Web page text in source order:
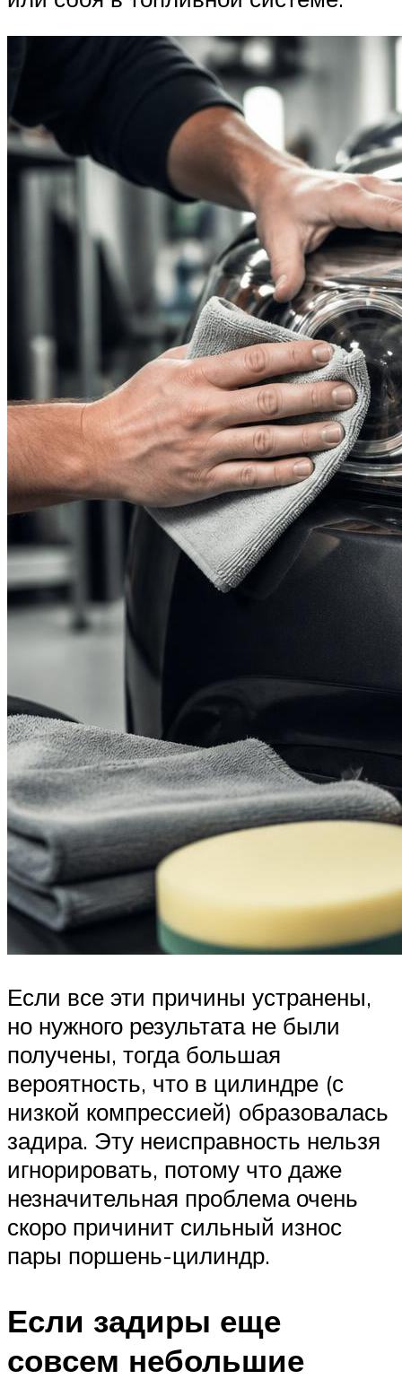
Если все эти причины устранены,
но нужного результата не были
получены, тогда большая
вероятность, что в цилиндре (с
низкой компрессией) образовалась
задира. Эту неисправность нельзя
игнорировать, потому что даже
незначительная проблема очень
скоро причинит сильный износ
пары поршень-цилиндр.
Если задиры еще
совсем небольшие